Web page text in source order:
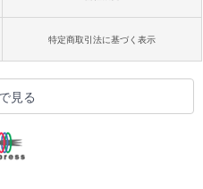
特定商取引法に基づく表示
見る